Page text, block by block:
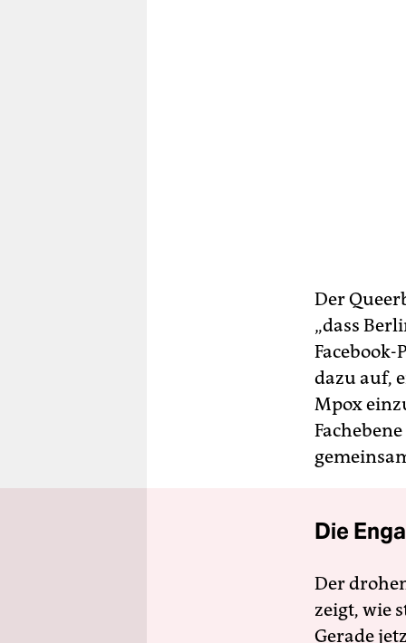
Der
„dass
dazu auf,
Mpox
Die
Der
zeigt, wie
Gerade